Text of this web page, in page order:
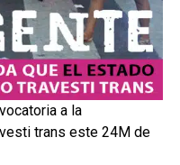
a la
trans este 24M de